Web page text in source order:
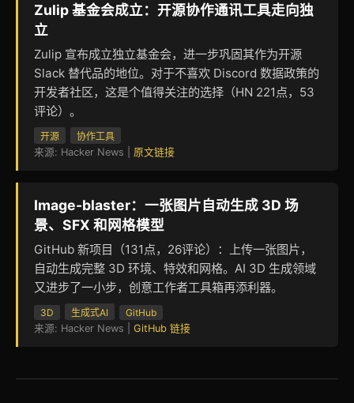
Zulip 基金会成立：开源协作通讯工具走向独
立
Zulip 宣布成立独立基金会，进一步巩固其作为开源
Slack 替代品的地位。对于不喜欢 Discord 数据政策的
开发者社区，这是个值得关注的选择（HN 221点，53
评论）。
开源
协作工具
来源: Hacker News | 原文链接
Image-blaster：一张图片自动生成 3D 场
景、SFX 和网格模型
GitHub 新项目（131点，26评论）：上传一张图片，
自动生成完整 3D 环境、特效和网格。AI 3D 生成领域
又进步了一小步，创意工作者工具箱再添利器。
3D 生成式AI
GitHub
来源: Hacker News | GitHub 链接